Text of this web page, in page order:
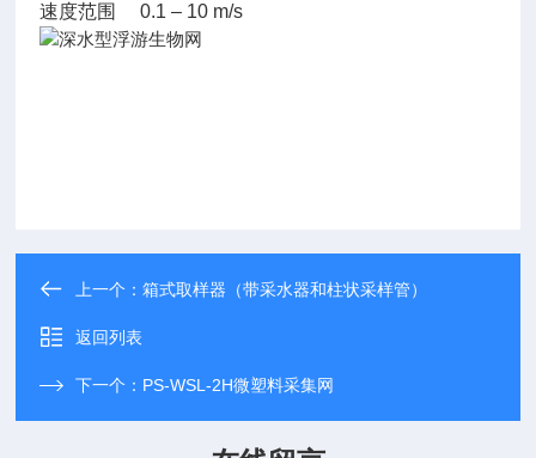
速度范围 0.1 – 10 m/s
上一个：箱式取样器（带采水器和柱状采样管）
返回列表
下一个： PS-WSL-2H微塑料采集网